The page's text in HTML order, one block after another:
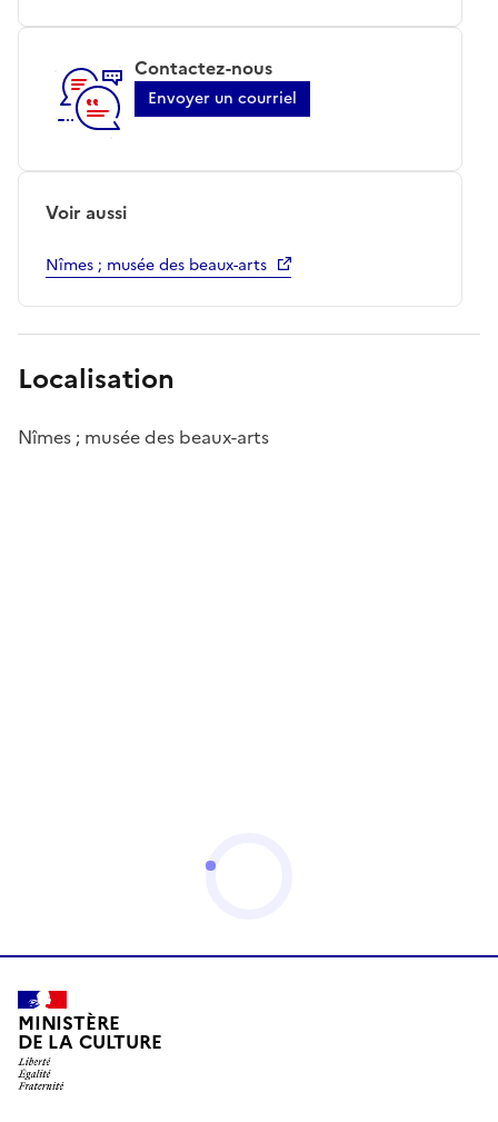
Contactez-nous
Envoyer un courriel
Voir aussi
Nîmes ; musée des beaux-arts
Localisation
Nîmes ; musée des beaux-arts
MINISTÈRE
DE LA CULTURE